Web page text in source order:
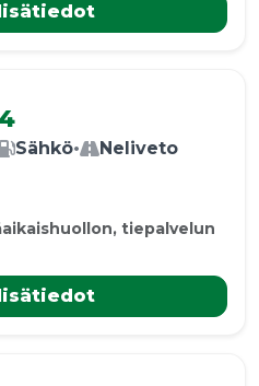
Sähkö• Neliveto
tiepalvelun